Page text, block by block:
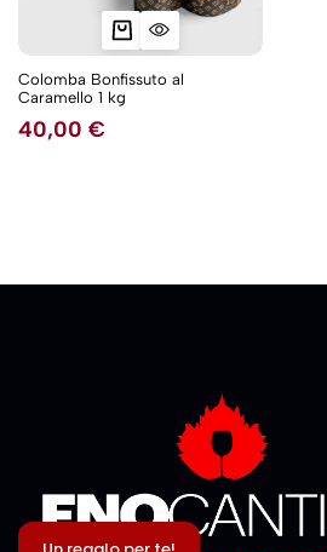
Colomba Bonfissuto al
Caramello 1 kg
40,00 €
5NEW